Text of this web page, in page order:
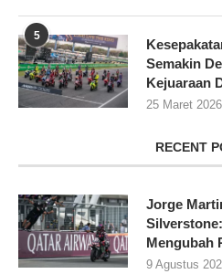
5
Semakin
Kejuaraan
25 Maret 2026
RECENT
Jorge
Mengubah
9 Agustus